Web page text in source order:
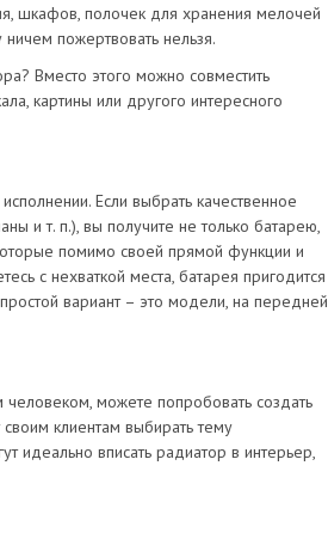
шкафов, полочек для хранения мелочей
пожертвовать нельзя.
Вместо этого можно совместить
картины или другого интересного
Если выбрать качественное
и т. п.), вы получите не только батарею,
помимо своей прямой функции и
с нехваткой места, батарея пригодится
вариант – это модели, на передней
можете попробовать создать
клиентам выбирать тему
идеально вписать радиатор в интерьер,